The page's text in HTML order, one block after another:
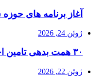
آغاز برنامه های
ژوئن 24, 2026
۳۰ همت بدهی تامین اجتماعی به وزارت بهداشت
ژوئن 22, 2026